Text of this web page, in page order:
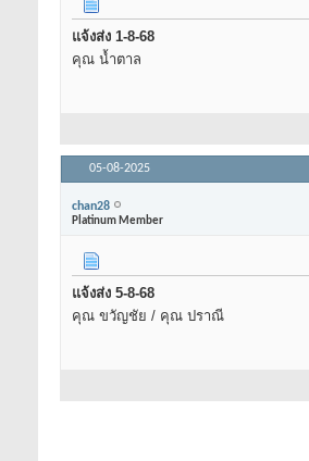
แจ้งส่ง 1-8-68
คุณ น้ำตาล
05-08-2025
chan28
Platinum Member
แจ้งส่ง 5-8-68
คุณ ขวัญชัย / คุณ ปราณี